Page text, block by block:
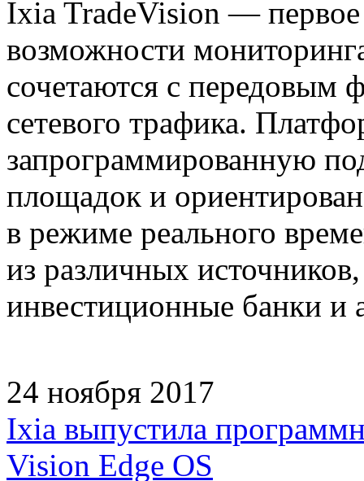
Ixia TradeVision — первое
возможности
сочетаются с передовым
сетевого трафика.
запрограммированную
площадок и
в режиме реального
из различных
инвестиционные банки и
24 ноября 2017
Ixia выпустила
Vision Edge OS